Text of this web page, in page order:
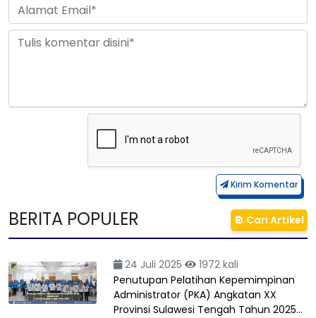
Kirim Komentar
BERITA POPULER Cari Artikel
24 Juli 2025
1972 kali
Penutupan Pelatihan Kepemimpinan
Administrator (PKA) Angkatan XX
Provinsi Sulawesi Tengah Tahun 2025…